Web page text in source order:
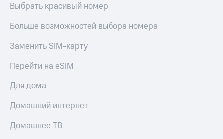
Выбрать красивый номер
Больше возможностей выбора номера
Заменить SIM-карту
Перейти на eSIM
Для дома
Домашний интернет
Домашнее ТВ